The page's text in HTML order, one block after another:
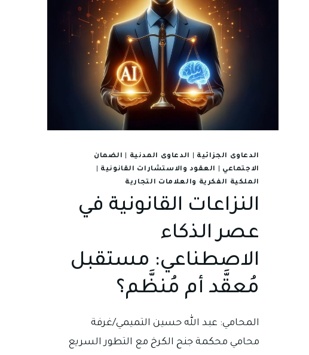
الدعاوى الجزائية الدعاوى المدنية
الضمان
الاجتماعي
العقود والاستشارات القانونية
الملكية الفكرية والعلامات التجارية
النزاعات القانونية في
عصر الذكاء
الاصطناعي: مستقبل
مُعقَّد أم مُنظَّم؟
المحامي: عبد الله حسين التميمي/غرفة
محامي محكمة جنح الكرخ مع التطور السريع